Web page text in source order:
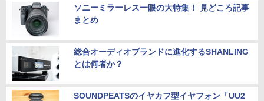
ソニーミラーレス一眼の大特集！ 見どころ記事
まとめ
総合オーディオブランドに進化するSHANLING
とは何者か？
SOUNDPEATSのイヤカフ型イヤフォン「UU2